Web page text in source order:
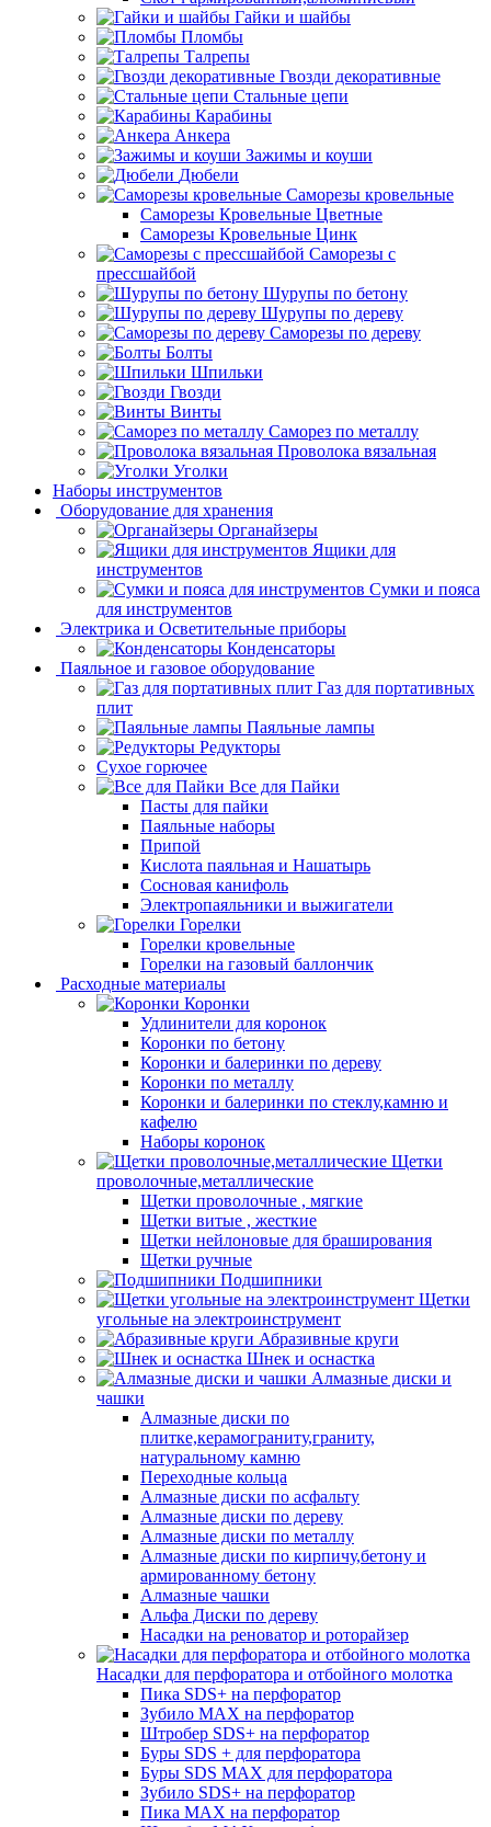
Гайки и шайбы
Пломбы
Талрепы
Гвозди декоративные
Стальные цепи
Карабины
Анкера
Зажимы и коуши
Дюбели
Саморезы кровельные
Саморезы Кровельные Цветные
Саморезы Кровельные Цинк
Саморезы с
прессшайбой
Шурупы по бетону
Шурупы по дереву
Саморезы по дереву
Болты
Шпильки
Гвозди
Винты
Саморез по металлу
Проволока вязальная
Уголки
Наборы инструментов
Оборудование для хранения
Органайзеры
Ящики для
инструментов
Сумки и пояса
для инструментов
Электрика и Осветительные приборы
Конденсаторы
Паяльное и газовое оборудование
Газ для портативных
плит
Паяльные лампы
Редукторы
Сухое горючее
Все для Пайки
Пасты для пайки
Паяльные наборы
Припой
Кислота паяльная и Нашатырь
Сосновая канифоль
Электропаяльники и выжигатели
Горелки
Горелки кровельные
Горелки на газовый баллончик
Расходные материалы
Коронки
Удлинители для коронок
Коронки по бетону
Коронки и балеринки по дереву
Коронки по металлу
Коронки и балеринки по стеклу,камню и
кафелю
Наборы коронок
Щетки
проволочные,металлические
Щетки проволочные , мягкие
Щетки витые , жесткие
Щетки нейлоновые для браширования
Щетки ручные
Подшипники
Щетки
угольные на электроинструмент
Абразивные круги
Шнек и оснастка
Алмазные диски и
чашки
Алмазные диски по
плитке,керамограниту,граниту,
натуральному камню
Переходные кольца
Алмазные диски по асфальту
Алмазные диски по дереву
Алмазные диски по металлу
Алмазные диски по кирпичу,бетону и
армированному бетону
Алмазные чашки
Альфа Диски по дереву
Насадки на реноватор и роторайзер
Насадки для перфоратора и отбойного молотка
Пика SDS+ на перфоратор
Зубило MAX на перфоратор
Штробер SDS+ на перфоратор
Буры SDS + для перфоратора
Буры SDS MAX для перфоратора
Зубило SDS+ на перфоратор
Пика MAX на перфоратор